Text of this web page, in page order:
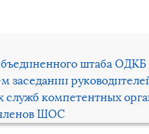
штаба ОДКБ
заседании
служб компетентных
ШОС